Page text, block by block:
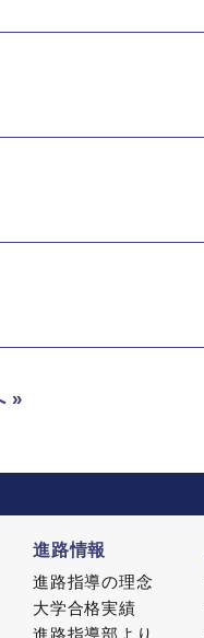
»
進路情報
進路指導の理念
大学合格実績